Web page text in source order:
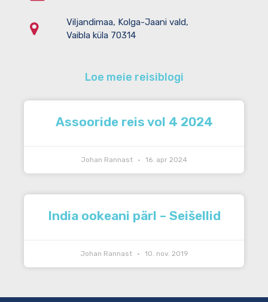
Viljandimaa, Kolga-Jaani vald,
Vaibla küla 70314
Loe meie reisiblogi
Assooride reis vol 4 2024
Johan Rannast 16. apr 2024
India ookeani pärl – Seišellid
Johan Rannast 10. nov. 2019